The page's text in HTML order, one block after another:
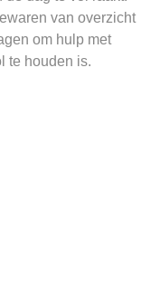
van overzicht
om hulp met
te houden is.